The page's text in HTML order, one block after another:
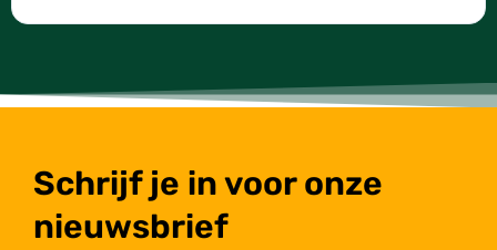
Schrijf je in voor onze
nieuwsbrief